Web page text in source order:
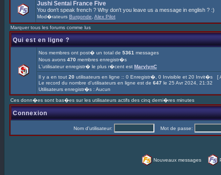
Jushi Sentai France Five
You don't speak french ? Why don't you leave us a message in english ? :)
Mod�rateurs Burgonde Alex Pilot
Marquer tous les forums comme lus
Qui est en ligne ?
Nos membres ont post� un total de 5361 messages
Nous avons 470 membres enregistr�s
L'utilisateur enregistr� le plus r�cent est MarylynC
Il y a en tout 20 utilisateurs en ligne :: 0 Enregistr�, 0 Invisible et 20 Invit�s [
Le record du nombre d'utilisateurs en ligne est de 647 le 25 Avr 2024, 21:32
Utilisateurs enregistr�s : Aucun
Ces donn�es sont bas�es sur les utilisateurs actifs des cinq derni�res minutes
Connexion
Nom d'utilisateur: Mot de passe:
Nouveaux messages